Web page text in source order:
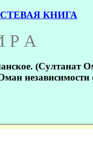
КНИГА
Р А
(Султанат